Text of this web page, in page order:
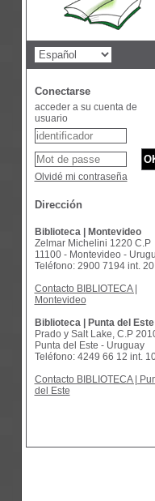
Conectarse
acceder a su cuenta de
usuario
Olvidé mi contraseña
Dirección
Biblioteca | Montevideo
Zelmar Michelini 1220 C.P
11100 - Montevideo -
Teléfono: 2900 7194 int. 20
Contacto BIBLIOTECA |
Montevideo
Biblioteca | Punta del Este
Prado y Salt Lake, C.P
Punta del Este - Uruguay
Teléfono: 4249 66 12 int.
Contacto BIBLIOTECA |
del Este